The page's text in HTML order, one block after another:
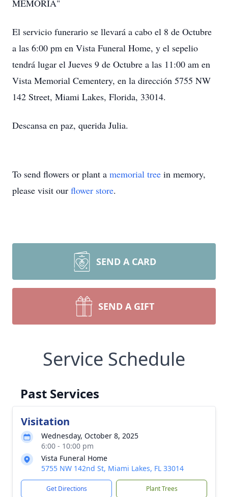
MEMORIA"
El servicio funerario se llevará a cabo el 8 de Octubre
a las 6:00 pm en Vista Funeral Home, y el sepelio
tendrá lugar el Jueves 9 de Octubre a las 11:00 am en
Vista Memorial Cementery, en la dirección 5755 NW
142 Street, Miami Lakes, Florida, 33014.
Descansa en paz, querida Julia.
To send flowers or plant a memorial tree in memory,
please visit our flower store.
SEND A CARD
SEND A GIFT
Service Schedule
Past Services
Visitation
Wednesday, October 8, 2025
6:00 - 10:00 pm
Vista Funeral Home
5755 NW 142nd St, Miami Lakes, FL 33014
Get Directions Plant Trees